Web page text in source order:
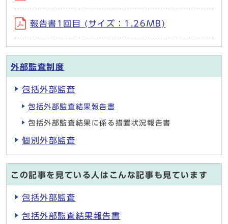
報告書1回目 (サイズ：1.26MB)
外部監査制度
包括外部監査
包括外部監査結果報告書
包括外部監査結果に係る措置状況報告書
個別外部監査
この記事を見ている人はこんな記事も見ています
包括外部監査
包括外部監査結果報告書